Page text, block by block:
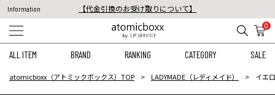
Information
【代金引換のお受け取りについて】
税込11,000円以上のご注文で送料無料！
0
ALL ITEM BRAND RANKING CATEGORY SALE
atomicboxx（アトミックボックス）TOP LADYMADE（レディメイド） イエ